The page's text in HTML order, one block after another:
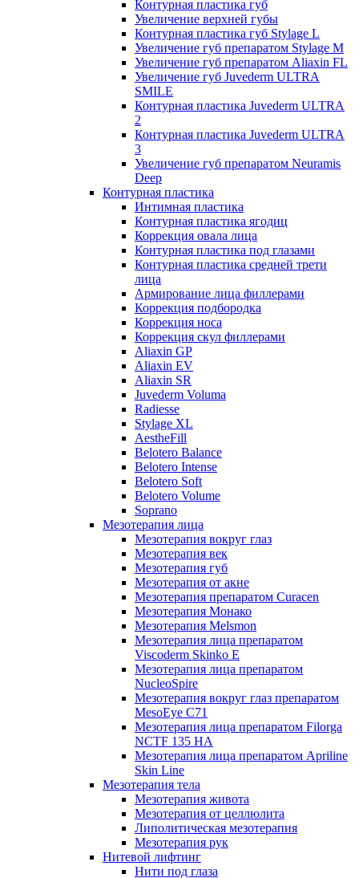
Контурная пластика губ
Увеличение верхней губы
Контурная пластика губ Stylage L
Увеличение губ препаратом Stylage M
Увеличение губ препаратом Aliaxin FL
Увеличение губ Juvederm ULTRA
SMILE
Контурная пластика Juvederm ULTRA
2
Контурная пластика Juvederm ULTRA
3
Увеличение губ препаратом Neuramis
Deep
Контурная пластика
Интимная пластика
Контурная пластика ягодиц
Коррекция овала лица
Контурная пластика под глазами
Контурная пластика средней трети
лица
Армирование лица филлерами
Коррекция подбородка
Коррекция носа
Коррекция скул филлерами
Aliaxin GP
Aliaxin EV
Aliaxin SR
Juvederm Voluma
Radiesse
Stylage XL
AestheFill
Belotero Balance
Belotero Intense
Belotero Soft
Belotero Volume
Soprano
Мезотерапия лица
Мезотерапия вокруг глаз
Мезотерапия век
Мезотерапия губ
Мезотерапия от акне
Мезотерапия препаратом Curacen
Мезотерапия Монако
Мезотерапия Melsmon
Мезотерапия лица препаратом
Viscoderm Skinko E
Мезотерапия лица препаратом
NucleoSpire
Мезотерапия вокруг глаз препаратом
MesoEye С71
Мезотерапия лица препаратом Filorga
NCTF 135 HA
Мезотерапия лица препаратом Apriline
Skin Line
Мезотерапия тела
Мезотерапия живота
Мезотерапия от целлюлита
Липолитическая мезотерапия
Мезотерапия рук
Нитевой лифтинг
Нити под глаза